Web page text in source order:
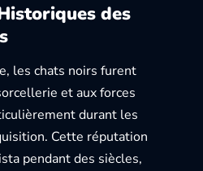
des
les chats noirs furent
et aux forces
durant les
Cette réputation
pendant des siècles,